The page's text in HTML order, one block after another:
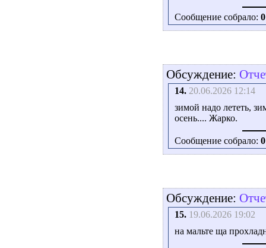
Сообщение собрало: 0
Обсуждение:
14. 20.06.2026 12:14
зимой надо лететь,
осень.... Жарко.
Сообщение собрало: 0
Обсуждение:
15. 19.06.2026 19:02
на мальте ща